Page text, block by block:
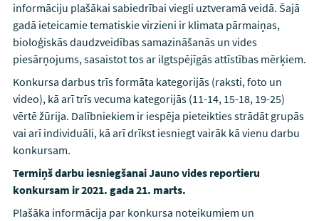
informāciju plašākai sabiedrībai viegli uztveramā veidā. Šajā
gadā ieteicamie tematiskie virzieni ir klimata pārmaiņas,
bioloģiskās daudzveidības samazināšanās un vides
piesārņojums, sasaistot tos ar ilgtspējīgās attīstības mērķiem.
Konkursa darbus trīs formāta kategorijās (raksti, foto un
video), kā arī trīs vecuma kategorijās (11-14, 15-18, 19-25)
vērtē žūrija. Dalībniekiem ir iespēja pieteikties strādāt grupās
vai arī individuāli, kā arī drīkst iesniegt vairāk kā vienu darbu
konkursam.
Termiņš darbu iesniegšanai Jauno vides reportieru
konkursam ir 2021. gada 21. marts.
Plašāka informācija par konkursa noteikumiem un